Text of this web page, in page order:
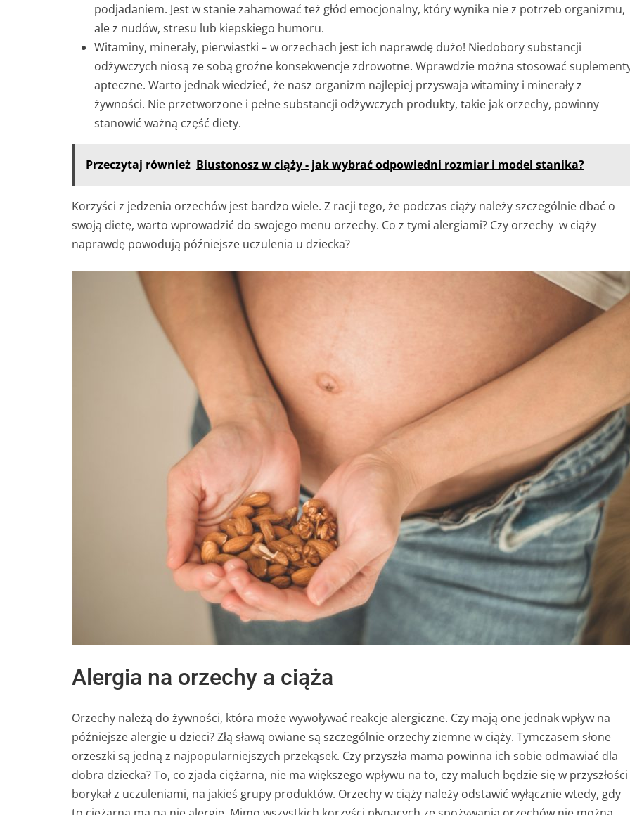
podjadaniem. Jest w stanie zahamować też głód emocjonalny, który wynika nie z potrzeb organizmu,
ale z nudów, stresu lub kiepskiego humoru.
Witaminy, minerały, pierwiastki – w orzechach jest ich naprawdę dużo! Niedobory substancji
odżywczych niosą ze sobą groźne konsekwencje zdrowotne. Wprawdzie można stosować
apteczne. Warto jednak wiedzieć, że nasz organizm najlepiej przyswaja witaminy i minerały z
żywności. Nie przetworzone i pełne substancji odżywczych produkty, takie jak orzechy, powinny
stanowić ważną część diety.
Przeczytaj również Biustonosz w ciąży - jak wybrać odpowiedni rozmiar i model stanika?
Korzyści z jedzenia orzechów jest bardzo wiele. Z racji tego, że podczas ciąży należy szczególnie dbać o
swoją dietę, warto wprowadzić do swojego menu orzechy. Co z tymi alergiami? Czy orzechy w ciąży
naprawdę powodują późniejsze uczulenia u dziecka?
Alergia na orzechy a ciąża
Orzechy należą do żywności, która może wywoływać reakcje alergiczne. Czy mają one jednak wpływ na
późniejsze alergie u dzieci? Złą sławą owiane są szczególnie orzechy ziemne w ciąży. Tymczasem słone
orzeszki są jedną z najpopularniejszych przekąsek. Czy przyszła mama powinna ich sobie odmawiać dla
dobra dziecka? To, co zjada ciężarna, nie ma większego wpływu na to, czy maluch będzie się w przyszłości
borykał z uczuleniami, na jakieś grupy produktów. Orzechy w ciąży należy odstawić wyłącznie wtedy, gdy